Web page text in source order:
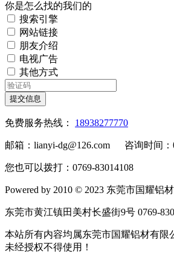
你是怎么找的我们的
搜索引擎
网站链接
朋友介绍
电视广告
其他方式
提交信息
免费服务热线： 18938277770
邮箱：lianyi-dg@126.com 咨询时间：
您也可以拨打：0769-83014108
Powered by 2010 © 2023 东莞市国耀铝
东莞市黄江镇田美村长盛街9号 0769-
本站所有内容均属东莞市国耀铝材有限
未经授权不得使用！